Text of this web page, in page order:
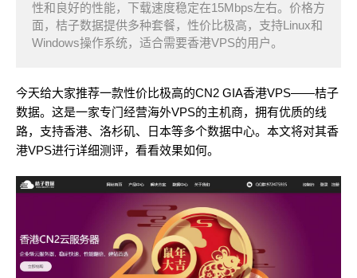
性和良好的性能，下载速度稳定在15Mbps左右。价格方
面，桔子数据提供多种套餐，性价比极高，支持Linux和
Windows操作系统，适合需要香港VPS的用户。
今天给大家推荐一款性价比极高的CN2 GIA香港VPS——桔子
数据。这是一家专门经营海外VPS的主机商，拥有优质的线
路，支持香港、洛杉矶、日本等多个数据中心。本文将对其香
港VPS进行详细测评，看看效果如何。